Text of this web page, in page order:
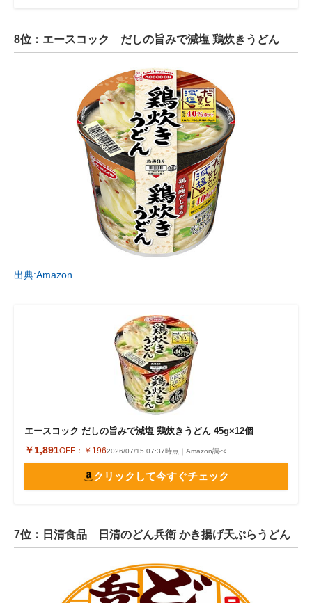
8位：エースコック だしの旨みで減塩 鶏炊きうどん
出典:Amazon
エースコック だしの旨みで減塩 鶏炊きうどん 45g×12個
￥1,891OFF： ￥1962026/07/15 07:37時点｜Amazon調べ
クリックして今すぐチェック
7位：日清食品 日清のどん兵衛 かき揚げ天ぷらうどん